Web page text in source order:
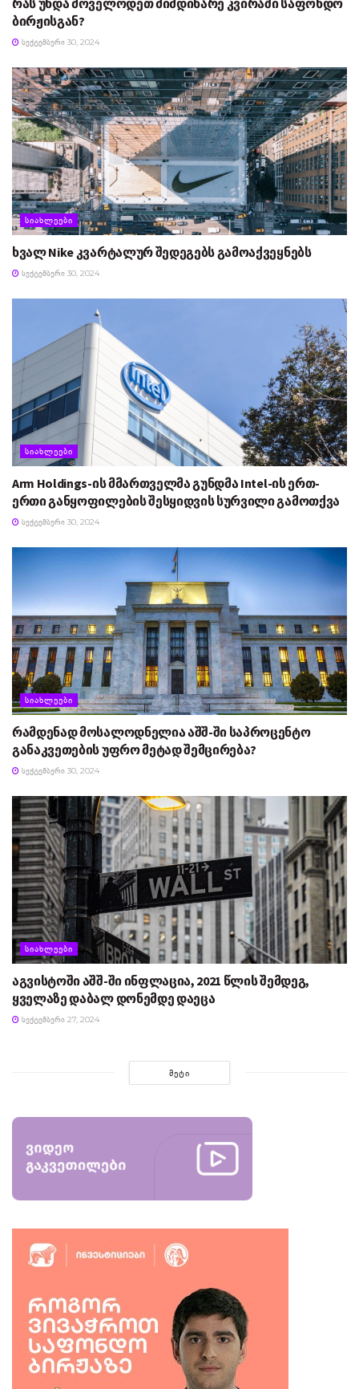
ბირჟისგან?
ᲡᲔᲥᲢᲔᲛᲑᲔᲠᲘ 30, 2024
ᲡᲘᲐᲮᲚᲔᲔᲑᲘ
ხვალ Nike კვარტალურ შედეგებს გამოაქვეყნებს
ᲡᲔᲥᲢᲔᲛᲑᲔᲠᲘ 30, 2024
ᲡᲘᲐᲮᲚᲔᲔᲑᲘ
Arm Holdings-ის მმართველმა გუნდმა Intel-ის ერთ-
ერთი განყოფილების შესყიდვის სურვილი გამოთქვა
ᲡᲔᲥᲢᲔᲛᲑᲔᲠᲘ 30, 2024
ᲡᲘᲐᲮᲚᲔᲔᲑᲘ
რამდენად მოსალოდნელია აშშ-ში საპროცენტო
განაკვეთების უფრო მეტად შემცირება?
ᲡᲔᲥᲢᲔᲛᲑᲔᲠᲘ 30, 2024
ᲡᲘᲐᲮᲚᲔᲔᲑᲘ
აგვისტოში აშშ-ში ინფლაცია, 2021 წლის შემდეგ,
ყველაზე დაბალ დონემდე დაეცა
ᲡᲔᲥᲢᲔᲛᲑᲔᲠᲘ 27, 2024
ᲛᲔᲢᲘ